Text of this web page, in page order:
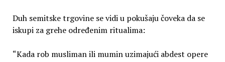
Duh semitske trgovine se vidi u pokušaju čoveka da se
iskupi za grehe određenim ritualima:
“Kada rob musliman ili mumin uzimajući abdest opere